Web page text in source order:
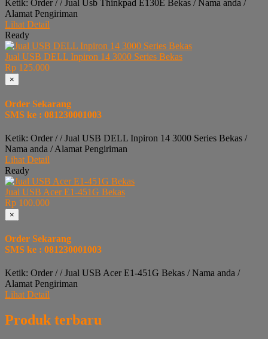
Ketik: Order / / Jual Usb Thinkpad E130E Bekas / Nama anda /
Alamat Pengiriman
Lihat Detail
Ready
Jual USB DELL Inpiron 14 3000 Series Bekas
Rp 125.000
×
Order Sekarang
SMS ke : 081230001003
Ketik: Order / / Jual USB DELL Inpiron 14 3000 Series Bekas /
Nama anda / Alamat Pengiriman
Lihat Detail
Ready
Jual USB Acer E1-451G Bekas
Rp 100.000
×
Order Sekarang
SMS ke : 081230001003
Ketik: Order / / Jual USB Acer E1-451G Bekas / Nama anda /
Alamat Pengiriman
Lihat Detail
Produk terbaru